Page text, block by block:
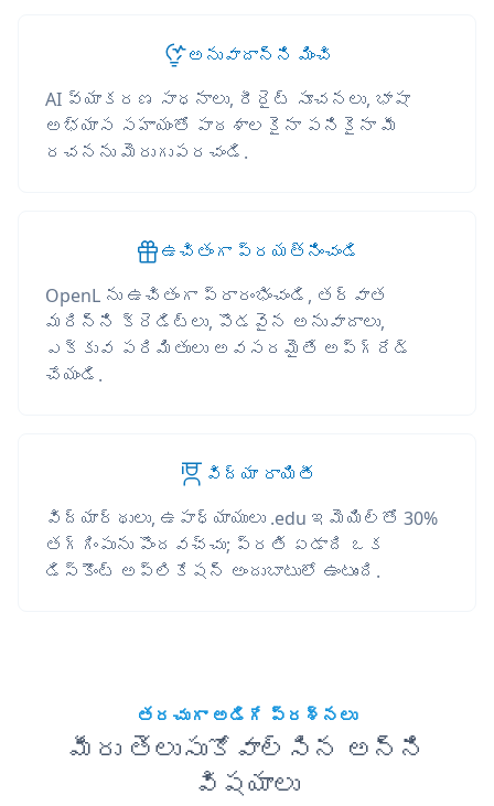
అనువాదాన్ని మించి
AI వ్యాకరణ సాధనాలు, రీరైట్ సూచనలు, భాషా
అభ్యాస సహాయంతో పాఠశాలకైనా పనికైనా మీ
రచనను మెరుగుపరచండి.
ఉచితంగా ప్రయత్నించండి
OpenL ను ఉచితంగా ప్రారంభించండి, తర్వాత
మరిన్ని క్రెడిట్లు, పొడవైన అనువాదాలు,
ఎక్కువ పరిమితులు అవసరమైతే అప్‌గ్రేడ్
చేయండి.
విద్యా రాయితీ
విద్యార్థులు, ఉపాధ్యాయులు .edu ఇమెయిల్‌తో 30%
తగ్గింపును పొందవచ్చు; ప్రతి ఏడాది ఒక
డిస్కౌంట్ అప్లికేషన్ అందుబాటులో ఉంటుంది.
తరచుగా అడిగే ప్రశ్నలు
మీరు తెలుసుకోవాల్సిన అన్ని
విషయాలు